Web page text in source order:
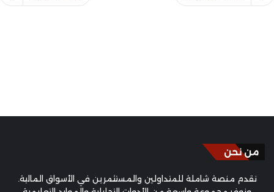
من نحن
نقدم منصة شاملة للمتداولين والمستثمرين في الأسواق المالية.